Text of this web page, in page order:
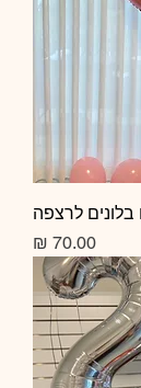
לרצפה
מחיר